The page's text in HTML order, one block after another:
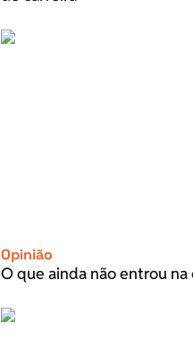
Opinião
O que ainda não entrou